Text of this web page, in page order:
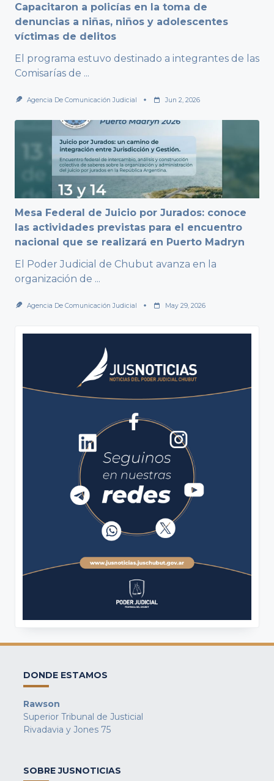
Capacitaron a policías en la toma de
denuncias a niñas, niños y adolescentes
víctimas de delitos
El programa estuvo destinado a integrantes de las
Comisarías de ...
Agencia De Comunicación Judicial Jun 2, 2026
Mesa Federal de Juicio por Jurados: conoce
las actividades previstas para el encuentro
nacional que se realizará en Puerto Madryn
El Poder Judicial de Chubut avanza en la
organización de ...
Agencia De Comunicación Judicial May 29, 2026
DONDE ESTAMOS
Rawson
Superior Tribunal de Justicial
Rivadavia y Jones 75
SOBRE JUSNOTICIAS